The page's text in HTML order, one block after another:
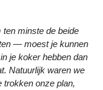
minste de beide
— moest je kunnen
je koker hebben dan
Natuurlijk waren we
trokken onze plan,